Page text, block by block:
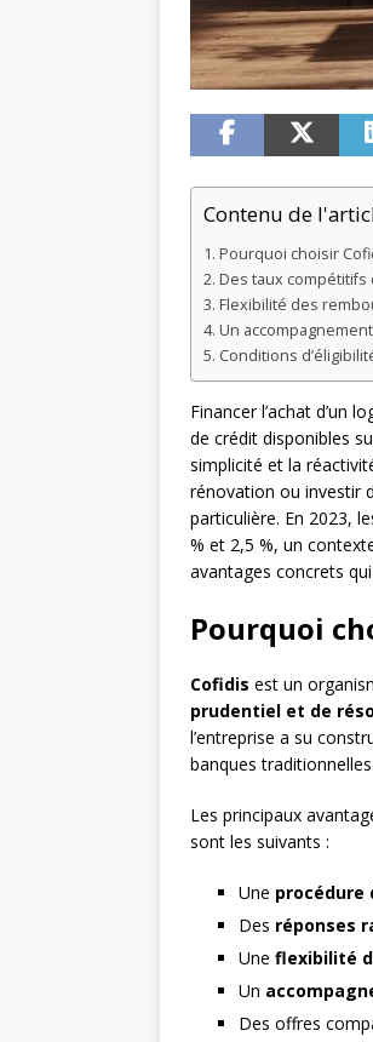
Contenu de
Pourquoi choisir
Des taux
Flexibilité des
Un
Conditions
Financer l’achat d’un
de crédit disponibles
simplicité et la
rénovation ou investir
particulière. En 2023,
% et 2,5 %, un
avantages concrets
Pourquoi
Cofidis est un
prudentiel et de
l’entreprise a su
banques
Les principaux
sont les suivants :
Une procédure
Des réponses
Une flexibilité
Un
Des offres